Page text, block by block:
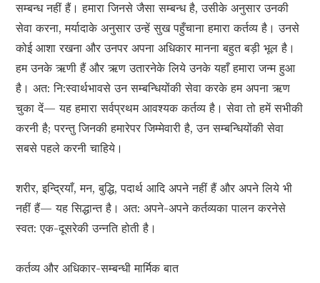
सम्बन्ध नहीं हैं। हमारा जिनसे जैसा सम्बन्ध है, उसीके अनुसार उनकी
सेवा करना, मर्यादाके अनुसार उन्हें सुख पहुँचाना हमारा कर्तव्य है। उनसे
कोई आशा रखना और उनपर अपना अधिकार मानना बहुत बड़ी भूल है।
हम उनके ऋणी हैं और ऋण उतारनेके लिये उनके यहाँ हमारा जन्म हुआ
है। अत: नि:स्वार्थभावसे उन सम्बन्धियोंकी सेवा करके हम अपना ऋण
चुका दें— यह हमारा सर्वप्रथम आवश्यक कर्तव्य है। सेवा तो हमें सभीकी
करनी है; परन्तु जिनकी हमारेपर जिम्मेवारी है, उन सम्बन्धियोंकी सेवा
सबसे पहले करनी चाहिये।
शरीर, इन्द्रियाँ, मन, बुद्धि, पदार्थ आदि अपने नहीं हैं और अपने लिये भी
नहीं हैं— यह सिद्धान्त है। अत: अपने-अपने कर्तव्यका पालन करनेसे
स्वत: एक-दूसरेकी उन्नति होती है।
कर्तव्य और अधिकार-सम्बन्धी मार्मिक बात